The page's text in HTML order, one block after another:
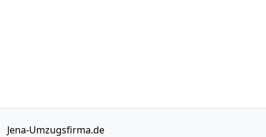
Jena-Umzugsfirma.de